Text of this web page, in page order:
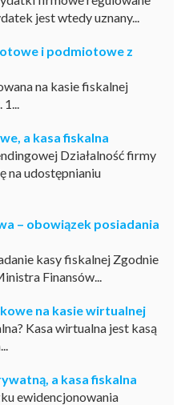
jest wtedy uznany...
i podmiotowe z
na kasie fiskalnej
1...
a kasa fiskalna
Działalność firmy
na udostępnianiu
– obowiązek posiadania
kasy fiskalnej Zgodnie
Finansów...
na kasie wirtualnej
Kasa wirtualna jest kasą
a kasa fiskalna
ewidencjonowania